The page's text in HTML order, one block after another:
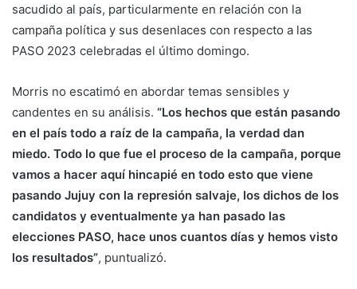
sacudido al país, particularmente en relación con la
campaña política y sus desenlaces con respecto a las
PASO 2023 celebradas el último domingo.
Morris no escatimó en abordar temas sensibles y
candentes en su análisis. “Los hechos que están pasando
en el país todo a raíz de la campaña, la verdad dan
miedo. Todo lo que fue el proceso de la campaña, porque
vamos a hacer aquí hincapié en todo esto que viene
pasando Jujuy con la represión salvaje, los dichos de los
candidatos y eventualmente ya han pasado las
elecciones PASO, hace unos cuantos días y hemos visto
los resultados”, puntualizó.